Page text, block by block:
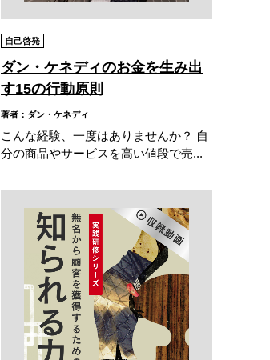
自己啓発
ダン・ケネディのお金を生み出
す15の行動原則
著者：ダン・ケネディ
こんな経験、一度はありませんか？ 自
分の商品やサービスを高い値段で売...